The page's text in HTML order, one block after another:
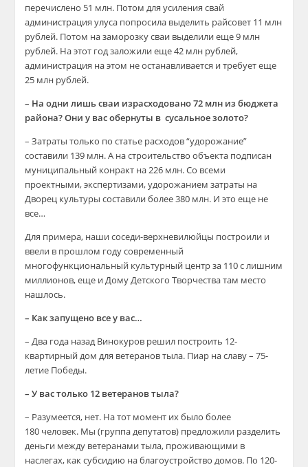
перечислено 51 млн. Потом для усиления свай
администрация улуса попросила выделить райсовет 11 млн
рублей. Потом на заморозку сваи выделили еще 9 млн
рублей. На этот год заложили еще 42 млн рублей,
администрация на этом не останавливается и требует еще
25 млн рублей.
– На одни лишь сваи израсходовано 72 млн из бюджета
района? Они у вас обернуты в сусальное золото?
– Затраты только по статье расходов “удорожание”
составили 139 млн. А на строительство объекта подписан
муниципальный конракт на 226 млн. Со всеми
проектными, экспертизами, удорожанием затраты на
Дворец культуры составили более 380 млн. И это еще не
все…
Для примера, наши соседи-верхневилюйцы построили и
ввели в прошлом году современный
многофункциональный культурный центр за 110 с лишним
миллионов, еще и Дому Детского Творчества там место
нашлось.
– Как запущено все у вас…
– Два года назад Винокуров решил построить 12-
квартирный дом для ветеранов тыла. Пиар на славу – 75-
летие Победы.
– У вас только 12 ветеранов тыла?
– Разумеется, нет. На тот момент их было более
180 человек. Мы (группа депутатов) предложили разделить
деньги между ветеранами тыла, проживающими в
наслегах, как субсидию на благоустройство домов. По 120-